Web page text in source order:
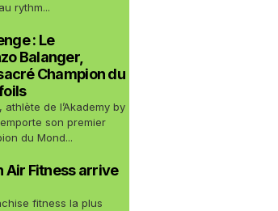
rythm...
: Le
Balanger,
Champion du
athlète de l’Akademy by
son premier
du Mond...
Air Fitness arrive
fitness la plus